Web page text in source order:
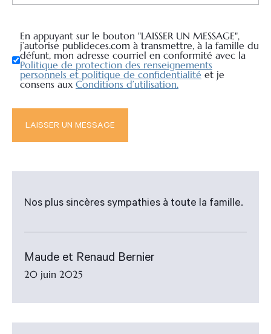
En appuyant sur le bouton "LAISSER UN MESSAGE",
j’autorise publideces.com à transmettre, à la famille du
défunt, mon adresse courriel en conformité avec la
Politique de protection des renseignements
personnels et politique de confidentialité et je
consens aux Conditions d’utilisation.
Nos plus sincères sympathies à toute la famille.
Maude et Renaud Bernier
20 juin 2025